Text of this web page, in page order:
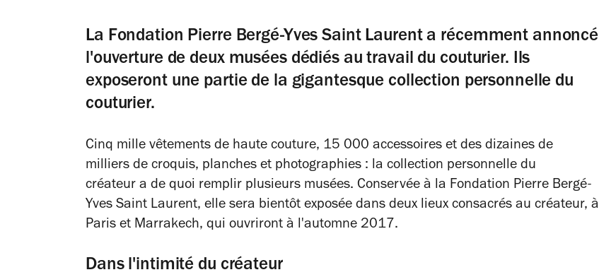
La Fondation Pierre Bergé-Yves Saint Laurent a récemment annoncé
l'ouverture de deux musées dédiés au travail du couturier. Ils
exposeront une partie de la gigantesque collection personnelle du
couturier.
Cinq mille vêtements de haute couture, 15 000 accessoires et des dizaines de
milliers de croquis, planches et photographies : la collection personnelle du
créateur a de quoi remplir plusieurs musées. Conservée à la Fondation Pierre Bergé-
Yves Saint Laurent, elle sera bientôt exposée dans deux lieux consacrés au créateur, à
Paris et Marrakech, qui ouvriront à l'automne 2017.
Dans l'intimité du créateur